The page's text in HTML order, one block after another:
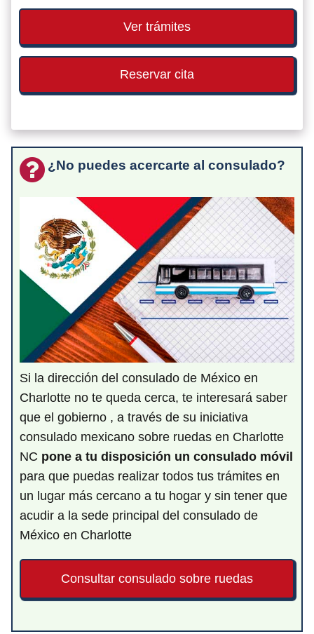
Ver trámites
Reservar cita
¿No puedes acercarte al consulado?
Si la dirección del consulado de México en
Charlotte no te queda cerca, te interesará saber
que el gobierno , a través de su iniciativa
consulado mexicano sobre ruedas en Charlotte
NC pone a tu disposición un consulado móvil
para que puedas realizar todos tus trámites en
un lugar más cercano a tu hogar y sin tener que
acudir a la sede principal del consulado de
México en Charlotte
Consultar consulado sobre ruedas